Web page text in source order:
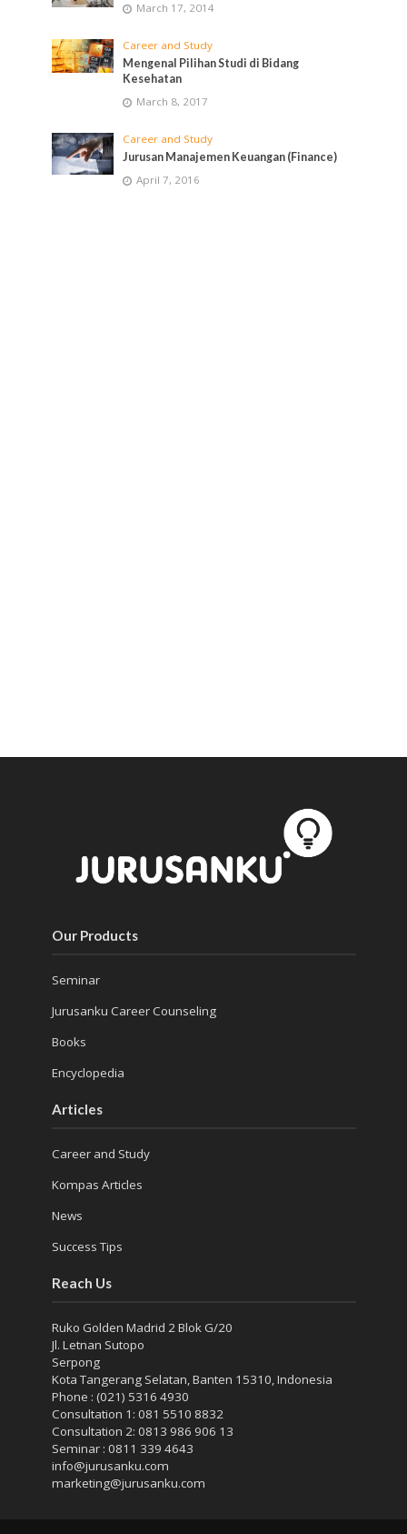
March 17, 2014
Career and Study
Mengenal Pilihan Studi di Bidang
Kesehatan
March 8, 2017
Career and Study
Jurusan Manajemen Keuangan (Finance)
April 7, 2016
Our Products
Seminar
Jurusanku Career Counseling
Books
Encyclopedia
Articles
Career and Study
Kompas Articles
News
Success Tips
Reach Us
Ruko Golden Madrid 2 Blok G/20
Jl. Letnan Sutopo
Serpong
Kota Tangerang Selatan, Banten 15310, Indonesia
Phone : (021) 5316 4930
Consultation 1: 081 5510 8832
Consultation 2: 0813 986 906 13
Seminar : 0811 339 4643
info@jurusanku.com
marketing@jurusanku.com